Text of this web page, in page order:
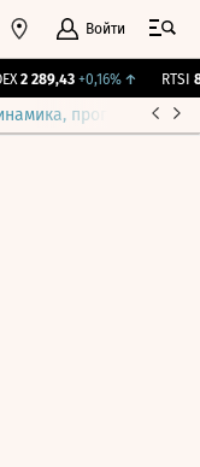
Войти
2 289,43 +0,16%↑ RTSI
прогнозы